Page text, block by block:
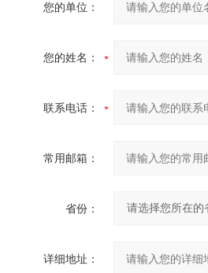
您的单位：
您的姓名：
联系电话：
常用邮箱：
省份：
详细地址：